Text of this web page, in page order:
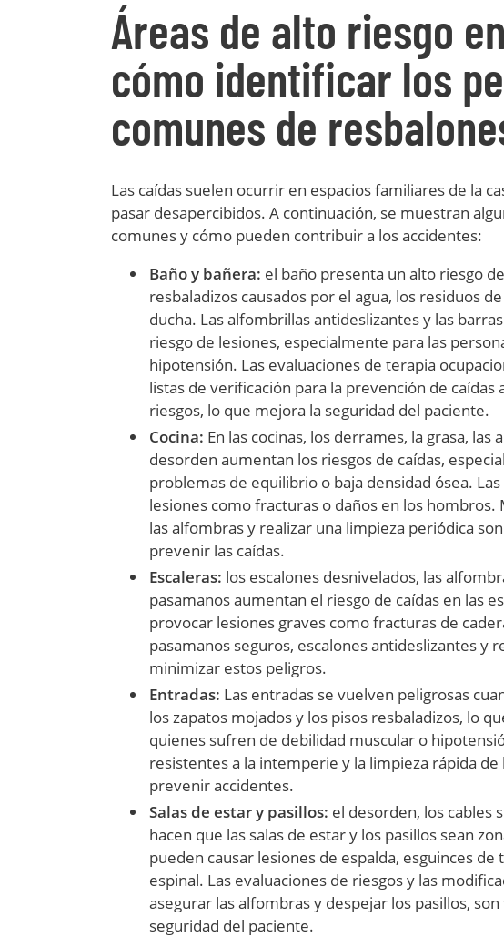
Áreas de alto riesgo
cómo identificar los
comunes de
Las caídas suelen ocurrir en espacios familiares de la
pasar desapercibidos. A continuación, se muestran
comunes y cómo pueden contribuir a los accidentes:
Baño y bañera: el baño presenta un alto riesgo
resbaladizos causados por el agua, los residuos
ducha. Las alfombrillas antideslizantes y las
riesgo de lesiones, especialmente para las
hipotensión. Las evaluaciones de terapia
listas de verificación para la prevención de caídas
riesgos, lo que mejora la seguridad del paciente.
Cocina: En las cocinas, los derrames, la grasa, las
desorden aumentan los riesgos de caídas,
problemas de equilibrio o baja densidad ósea.
lesiones como fracturas o daños en los
las alfombras y realizar una limpieza periódica
prevenir las caídas.
Escaleras: los escalones desnivelados, las
pasamanos aumentan el riesgo de caídas en las
provocar lesiones graves como fracturas de
pasamanos seguros, escalones antideslizantes y
minimizar estos peligros.
Entradas: Las entradas se vuelven peligrosas
los zapatos mojados y los pisos resbaladizos, lo
quienes sufren de debilidad muscular o
resistentes a la intemperie y la limpieza rápida
prevenir accidentes.
Salas de estar y pasillos: el desorden, los cables
hacen que las salas de estar y los pasillos sean
pueden causar lesiones de espalda, esguinces
espinal. Las evaluaciones de riesgos y las
asegurar las alfombras y despejar los pasillos,
seguridad del paciente.